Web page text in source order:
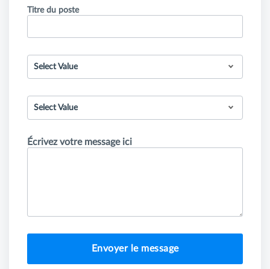
Titre du poste
Select Value
Select Value
Écrivez votre message ici
Envoyer le message